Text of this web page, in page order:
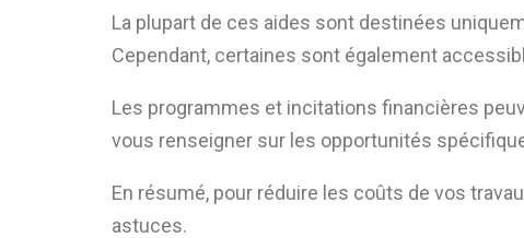
La plupart de ces aides sont destinées
Cependant, certaines sont également
Les programmes et incitations financières
vous renseigner sur les opportunités
En résumé, pour réduire les coûts de vos
astuces.